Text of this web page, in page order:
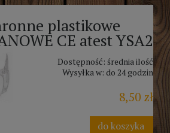
plastikowe
CE atest YSA2
Dostępność: średnia ilość
Wysyłka w: do 24 godzin
8,50 zł
do koszyka